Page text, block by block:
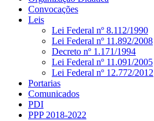
Convocações
Leis
Lei Federal nº 8.112/1990
Lei Federal nº 11.892/2008
Decreto nº 1.171/1994
Lei Federal nº 11.091/2005
Lei Federal nº 12.772/2012
Portarias
Comunicados
PDI
PPP 2018-2022